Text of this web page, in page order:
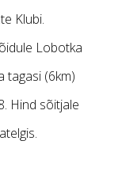
Klubi.
Lobotka
tagasi (6km)
Hind sõitjale